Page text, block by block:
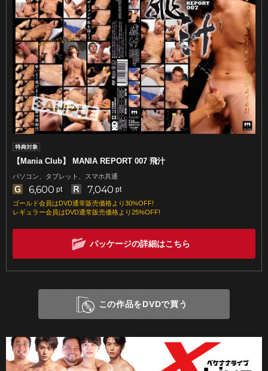
【Mania Club】 MANIA REPORT 007 飛汁
パソコン、タブレット、スマホ共通
6,600 pt 7,040 pt
ゴールド会員はDVD通常販売価格より30%OFF!
レギュラー会員はDVD通常販売価格より25%OFF!
パッケージの詳細はこちら
この作品をDVDで買う